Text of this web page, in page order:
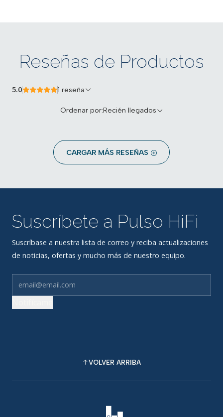
Reseñas de Productos
5.0 1 reseña
Ordenar por:Recién llegados
CARGAR MÁS RESEÑAS
Suscríbete a Pulso HiFi
Suscríbase a nuestra lista de correo y reciba actualizaciones
de noticias, ofertas y mucho más de nuestro equipo.
VOLVER ARRIBA